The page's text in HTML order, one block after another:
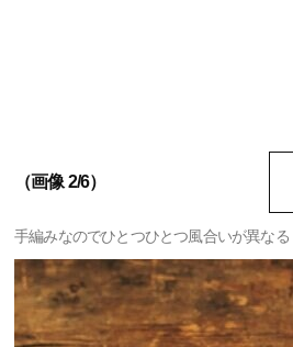
（画像 2/6）
手編みなのでひとつひとつ風合いが異なる